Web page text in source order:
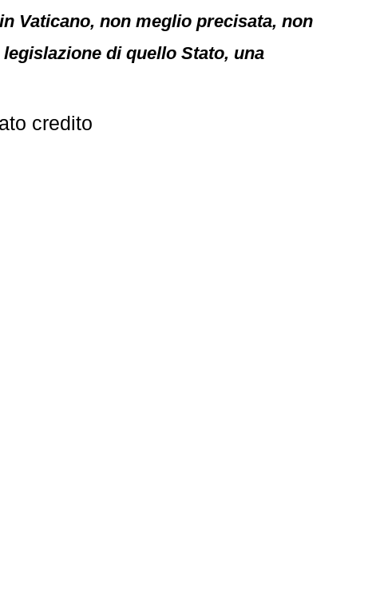
Vaticano, non meglio precisata, non
di quello Stato, una
credito